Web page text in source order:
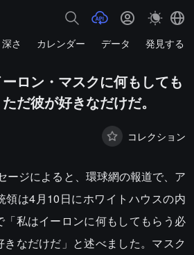
深さ カレンダー データ 発見する
ロン・マスクに何もしても
だ彼が好きなだけだ。
コレクション
ージによると、環球網の報道で、ア
領は4月10日にホワイトハウスの内
私はイーロンに何もしてもらう必
なだけだ」と述べました。マスク